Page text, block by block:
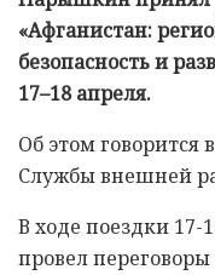
«Афганистан:
безопасность и
17–18 апреля.
Об этом говорится
Службы внешней
В ходе поездки
провел